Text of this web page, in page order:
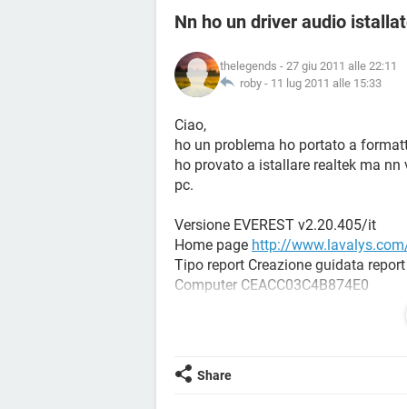
Nn ho un driver audio
thelegends - 27 giu 2011 alle 22:11
roby - 11 lug 2011 alle 15:33
Ciao,
ho un problema ho portato a
ho provato a istallare realtek ma
pc.
Versione EVEREST v2.20.405/it
Home page http://
Tipo report Creazione guidata report
Computer CEACC03C4B874E0
Sistema operativo Microsoft
Ora 02:43
Share